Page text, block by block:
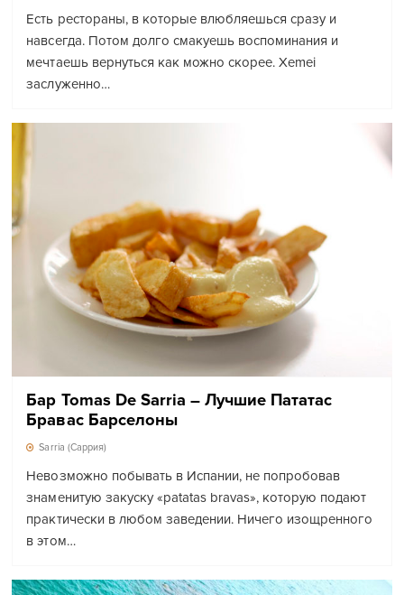
Есть рестораны, в которые влюбляешься сразу и
навсегда. Потом долго смакуешь воспоминания и
мечтаешь вернуться как можно скорее. Xemei
заслуженно…
Бар Tomas De Sarria – Лучшие Пататас
Бравас Барселоны
Sarria (Саррия)
Невозможно побывать в Испании, не попробовав
знаменитую закуску «patatas bravas», которую подают
практически в любом заведении. Ничего изощренного
в этом…